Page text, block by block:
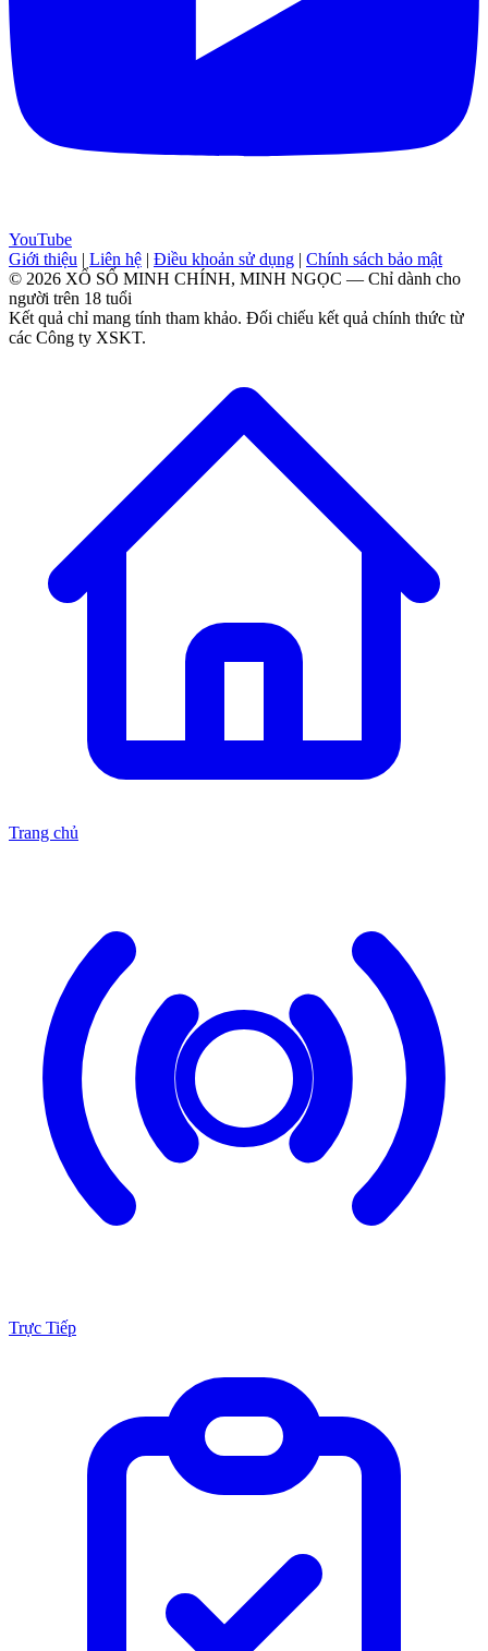
YouTube
Giới thiệu | Liên hệ | Điều khoản sử dụng | Chính sách bảo mật
© 2026 XỔ SỐ MINH CHÍNH, MINH NGỌC — Chỉ dành cho
người trên 18 tuổi
Kết quả chỉ mang tính tham khảo. Đối chiếu kết quả chính thức từ
các Công ty XSKT.
Trang chủ
Trực Tiếp